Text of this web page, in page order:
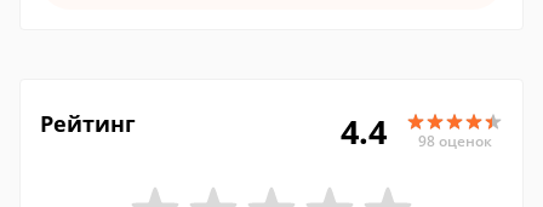
Рейтинг 4.4 98 оценок